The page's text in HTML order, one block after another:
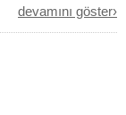
devamını göster›